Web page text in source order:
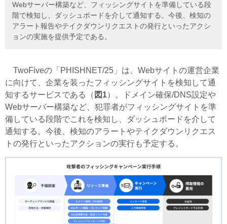
Webサーバー構築など、フィッシングサイトを準備している段
階で検知し、ダッシュボードを介して通知する。今後、検知の
アラート報告やテイクダウンリクエストの発行といったアクシ
ョンの実施を提供予定である。
TwoFiveの「PHISHNET/25」は、Webサイトの運営企業
に向けて、企業を装ったフィッシングサイトを検知して通
知するサービスである（ 図1）。ドメイン確保/DNS設定や
Webサーバー構築など、犯罪者がフィッシングサイトを準
備している段階でこれを検知し、ダッシュボードを介して
通知する。今後、検知のアラートやテイクダウンリクエス
トの発行といったアクションの実行も予定する。